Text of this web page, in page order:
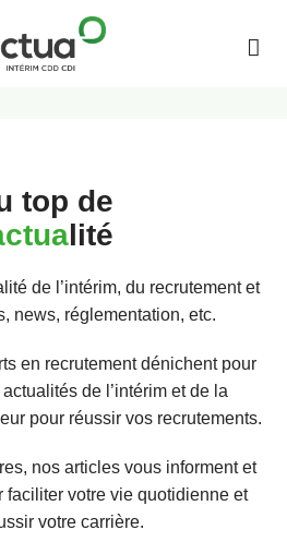
Nos agences
top de
lité
de l’intérim, du recrutement et
news, réglementation, etc.
en recrutement dénichent pour
de l’intérim et de la
pour réussir vos recrutements.
nos articles vous informent et
faciliter votre vie quotidienne et
votre carrière.